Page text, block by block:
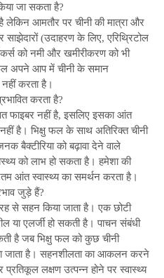
जा सकता है?
आमतौर पर चीनी की मात्रा और
साझेदारों (उदाहरण के लिए, एरिथ्रिटोल
को नमी और खमीरीकरण को भी
फल अपने आप में चीनी के समान
नहीं करता है।
करता है?
फाइबर नहीं है, इसलिए इसका आंत
नहीं है। भिक्षु फल के साथ अतिरिक्त चीनी
बैक्टीरिया को बढ़ावा देने वाले
को लाभ हो सकता है। हमेशा की
आंत स्वास्थ्य का समर्थन करता है।
जुड़े हैं?
से सहन किया जाता है। एक छोटी
एलर्जी हो सकती है। पाचन संबंधी
है जब भिक्षु फल को कुछ चीनी
जाता है। सहनशीलता का आकलन करने
लक्षण उत्पन्न होने पर स्वास्थ्य